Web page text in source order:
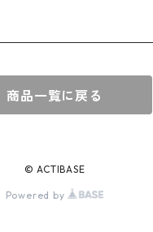
商品一覧に戻る
© ACTIBASE
Powered by